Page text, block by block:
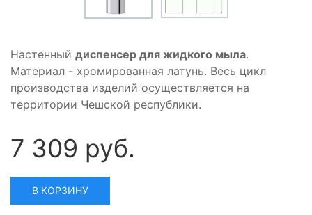
Настенный диспенсер для жидкого мыла.
Материал - хромированная латунь. Весь цикл
производства изделий осуществляется на
территории Чешской республики.
7 309 руб.
В КОРЗИНУ